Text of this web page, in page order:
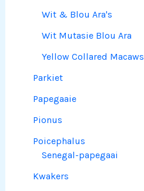
Wit & Blou Ara's
Wit Mutasie Blou Ara
Yellow Collared Macaws
Parkiet
Papegaaie
Pionus
Poicephalus
Senegal-papegaai
Kwakers